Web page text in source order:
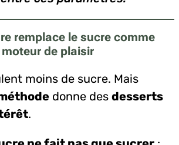
remplace le sucre comme
moteur de plaisir
moins de sucre. Mais
donne des desserts
.